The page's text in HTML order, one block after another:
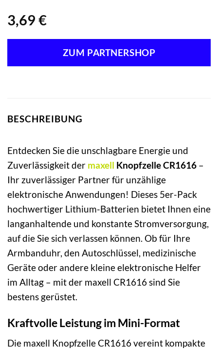
3,69 €
ZUM PARTNERSHOP
BESCHREIBUNG
Entdecken Sie die unschlagbare Energie und
Zuverlässigkeit der maxell Knopfzelle CR1616 –
Ihr zuverlässiger Partner für unzählige
elektronische Anwendungen! Dieses 5er-Pack
hochwertiger Lithium-Batterien bietet Ihnen eine
langanhaltende und konstante Stromversorgung,
auf die Sie sich verlassen können. Ob für Ihre
Armbanduhr, den Autoschlüssel, medizinische
Geräte oder andere kleine elektronische Helfer
im Alltag – mit der maxell CR1616 sind Sie
bestens gerüstet.
Kraftvolle Leistung im Mini-Format
Die maxell Knopfzelle CR1616 vereint kompakte